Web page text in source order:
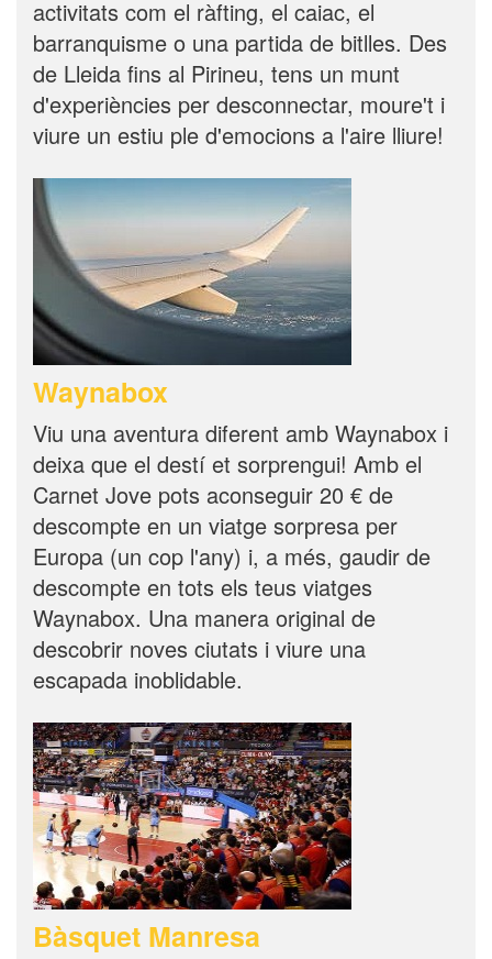
activitats com el ràfting, el caiac, el
barranquisme o una partida de bitlles. Des
de Lleida fins al Pirineu, tens un munt
d'experiències per desconnectar, moure't i
viure un estiu ple d'emocions a l'aire lliure!
Waynabox
Viu una aventura diferent amb Waynabox i
deixa que el destí et sorprengui! Amb el
Carnet Jove pots aconseguir 20 € de
descompte en un viatge sorpresa per
Europa (un cop l'any) i, a més, gaudir de
descompte en tots els teus viatges
Waynabox. Una manera original de
descobrir noves ciutats i viure una
escapada inoblidable.
Bàsquet Manresa